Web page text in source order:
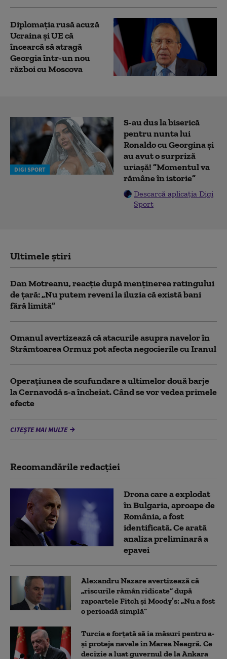
Diplomaţia rusă acuză
Ucraina şi UE că
încearcă să atragă
Georgia într-un nou
război cu Moscova
DIGI SPORT
S-au dus la biserică
pentru nunta lui
Ronaldo cu Georgina și
au avut o surpriză
uriașă! ”Momentul va
rămâne în istorie”
Descarcă aplicația Digi
Sport
Ultimele știri
Dan Motreanu, reacție după menținerea ratingului
de țară: „Nu putem reveni la iluzia că există bani
fără limită”
Omanul avertizează că atacurile asupra navelor în
Strâmtoarea Ormuz pot afecta negocierile cu Iranul
Operațiunea de scufundare a ultimelor două barje
la Cernavodă s-a încheiat. Când se vor vedea primele
efecte
CITEȘTE MAI MULTE
Recomandările redacţiei
Drona care a explodat
în Bulgaria, aproape de
România, a fost
identificată. Ce arată
analiza preliminară a
epavei
Alexandru Nazare avertizează că
„riscurile rămân ridicate” după
rapoartele Fitch și Moody’s: „Nu a fost
o perioadă simplă”
Turcia e forțată să ia măsuri pentru a-
și proteja navele în Marea Neagră. Ce
decizie a luat guvernul de la Ankara